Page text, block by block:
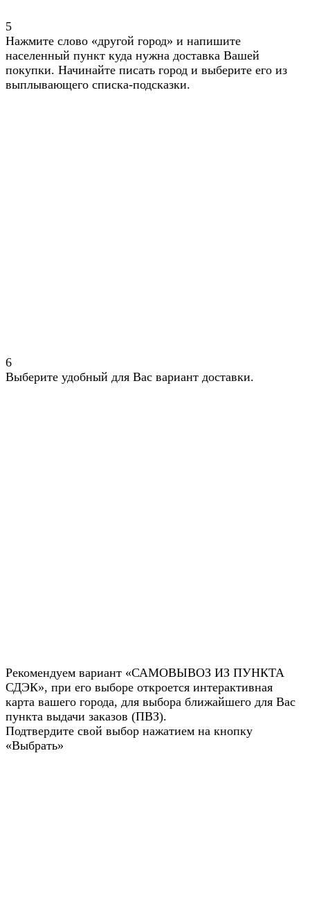
5
Нажмите слово «другой город» и напишите
населенный пункт куда нужна доставка Вашей
покупки. Начинайте писать город и выберите его из
выплывающего списка-подсказки.
6
Выберите удобный для Вас вариант доставки.
Рекомендуем вариант «САМОВЫВОЗ ИЗ ПУНКТА
СДЭК», при его выборе откроется интерактивная
карта вашего города, для выбора ближайшего для Вас
пункта выдачи заказов (ПВЗ).
Подтвердите свой выбор нажатием на кнопку
«Выбрать»